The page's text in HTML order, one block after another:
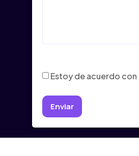
Consentimiento
Estoy de acuerdo